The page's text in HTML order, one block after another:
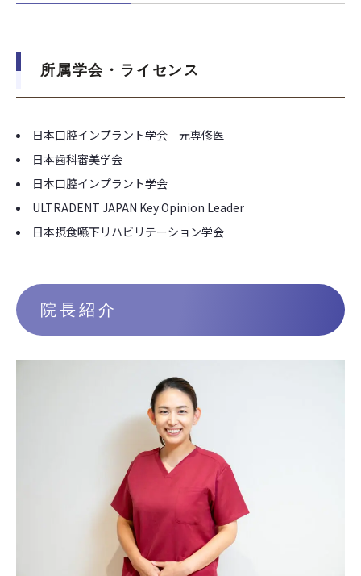
所属学会・ライセンス
日本口腔インプラント学会 元専修医
日本歯科審美学会
日本口腔インプラント学会
ULTRADENT JAPAN Key Opinion Leader
日本摂食嚥下リハビリテーション学会
院長紹介